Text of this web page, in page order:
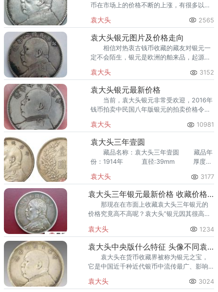
币在市场上的价格不断的上涨，有很多以前
藏市场上，这种热门程度完全不亚于我们现
在春运期间的火车票购买
袁大头 2565
袁大头银元图片及价格走向
相信对热衷古钱币收藏的藏友对银元一
定不会陌生，银元是欧洲的舶来品，起源于
袁大头 3152
袁大头银元最新价格
当前，袁大头银元非常受欢迎，2016年
钱币拍卖中民国八年版银元的拍卖价格令人
袁大头 10981
袁大头三年壹圆
藏品名称：袁大头三年壹圆 藏品年
份：1914年 直径:39mm 厚度：
袁大头 3177
袁大头三年银元最新价格 收藏价格高不高
那现在在市面上收藏袁大头三年银元的
价格究竟高不高呢？袁大头”银元因其很高的
和升值功能。
袁大头 1234
袁大头中央版什么特征 头像不同袁大头是不一样的吗
袁大头在货币收藏界被称为银元之宝，
它是中国近千种近代银币中流传最广、影响
的一个重要角色。
袁大头 3024